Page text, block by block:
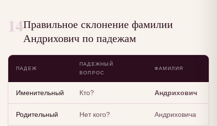
14Правильное склонение фамилии
Андрихович по падежам
ПАДЕЖ
ПАДЕЖНЫЙ
ВОПРОС
ФАМИЛИЯ
Именительный Кто? Андрихович
Родительный Нет кого? Андриховича